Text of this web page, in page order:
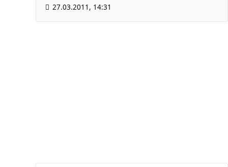
27.03.2011, 14:31